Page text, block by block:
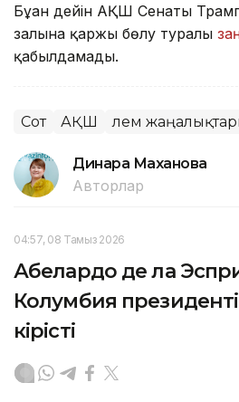
Бұған дейін АҚШ Сенаты
залына қаржы бөлу туралы
қабылдамады.
Сот АҚШ Әлем
Динара Маханова
Авторлар
04:57, 08 Тамыз 2026
Абелардо де ла
Колумбия
кірісті